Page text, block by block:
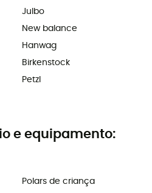
Julbo
New balance
Hanwag
Birkenstock
Petzl
e equipamento:
Polars de criança